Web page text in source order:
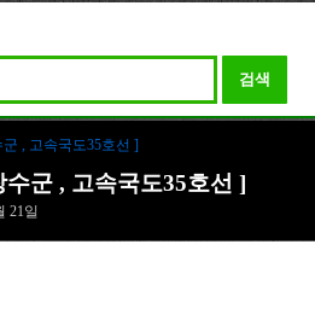
검색
, 고속국도35호선 ]
군 , 고속국도35호선 ]
21일